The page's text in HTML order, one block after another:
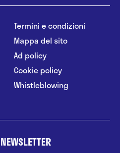
Termini e condizioni
Mappa del sito
Ad policy
Cookie policy
Whistleblowing